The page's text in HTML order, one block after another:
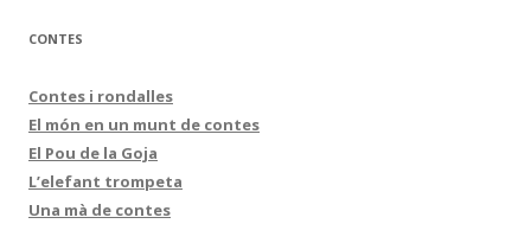
CONTES
Contes i rondalles
El món en un munt de contes
El Pou de la Goja
L’elefant trompeta
Una mà de contes